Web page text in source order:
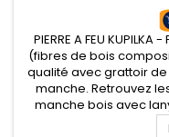
PIERRE A FEU
(fibres de bois
qualité avec grattoir
manche. Retrouvez
manche bois avec